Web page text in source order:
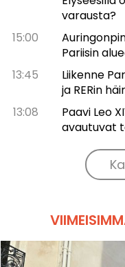
varausta?
15:00
Pariisin
13:45
Liikenne
ja RERin
13:08
Paavi Leo
avautuvat